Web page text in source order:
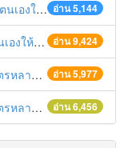
อ่าน 5,144
วงฤดูร้อน
อ่าน 9,424
ลวัณโรค
อ่าน 5,977
วงฤดูร้อน
อ่าน 6,456
วงฤดูร้อน